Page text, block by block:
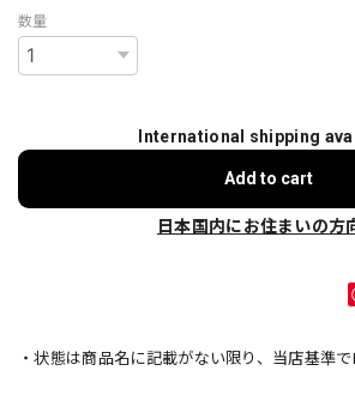
数量
International shipping
Add to cart
日本国内にお住まいの方
・状態は商品名に記載がない限り、当店基準で